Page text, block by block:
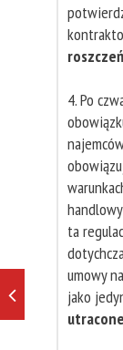
4. Po
ta
umowy
jako